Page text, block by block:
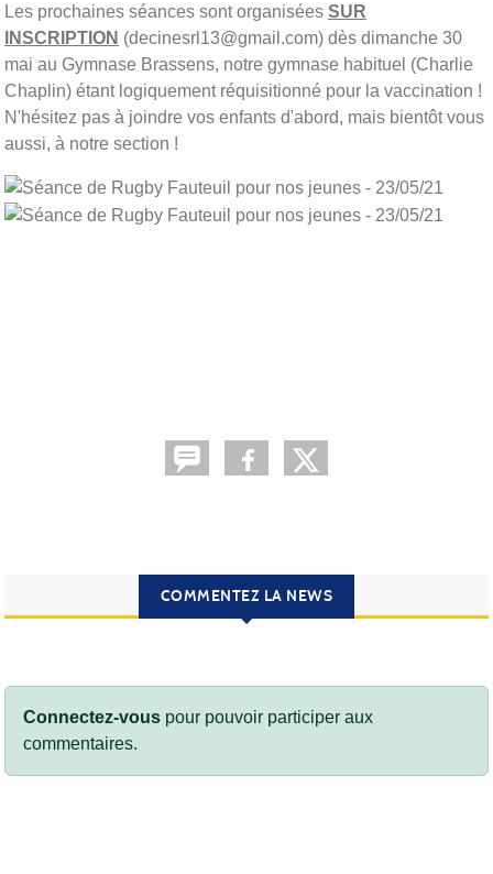
Les prochaines séances sont organisées SUR
INSCRIPTION (decinesrl13@gmail.com) dès dimanche 30
mai au Gymnase Brassens, notre gymnase habituel (Charlie
Chaplin) étant logiquement réquisitionné pour la vaccination !
N'hésitez pas à joindre vos enfants d'abord, mais bientôt vous
aussi, à notre section !
COMMENTEZ LA NEWS
Connectez-vous pour pouvoir participer aux
commentaires.